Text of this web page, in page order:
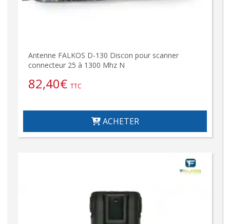
Antenne FALKOS D-130 Discon pour scanner
connecteur 25 à 1300 Mhz N
82,40€ TTC
ACHETER